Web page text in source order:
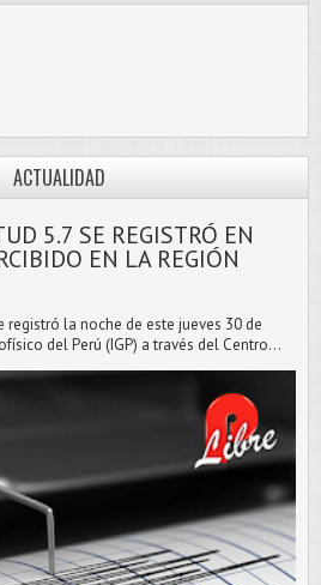
ACTUALIDAD
5.7 SE REGISTRÓ EN
EN LA REGIÓN
registró la noche de este jueves 30 de
del Perú (IGP) a través del Centro...